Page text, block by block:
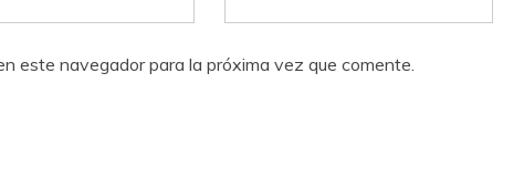
este navegador para la próxima vez que comente.